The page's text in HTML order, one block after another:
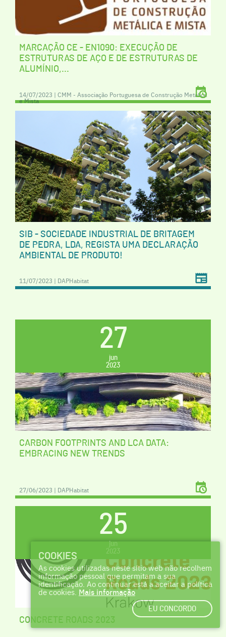
MARCAÇÃO CE - EN1090: EXECUÇÃO DE
ESTRUTURAS DE AÇO E DE ESTRUTURAS DE
ALUMÍNIO,...
14/07/2023 | CMM - Associação Portuguesa de Construção Metálica
e Mista
SIB - SOCIEDADE INDUSTRIAL DE BRITAGEM
DE PEDRA, LDA, REGISTA UMA DECLARAÇÃO
AMBIENTAL DE PRODUTO!
11/07/2023 | DAPHabitat
27
jun
2023
CARBON FOOTPRINTS AND LCA DATA:
EMBRACING NEW TRENDS
27/06/2023 | DAPHabitat
25
jun
2023
CONCRETE ROADS 2023
COOKIES
As cookies utilizadas neste sítio web não recolhem
informação pessoal que permitam a sua
identificação. Ao continuar está a aceitar a política
de cookies. Mais informação
EU CONCORDO